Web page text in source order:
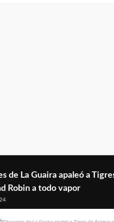
de La Guaira apaleó a
Robin a todo vapor